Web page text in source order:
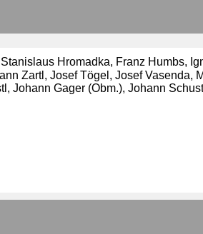
Hromadka, Franz Humbs,
Zartl, Josef Tögel, Josef Vasenda,
Johann Gager (Obm.), Johann